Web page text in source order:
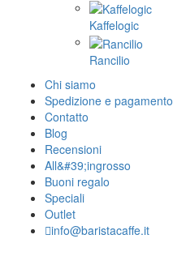
Kaffelogic
Rancilio
Chi siamo
Spedizione e pagamento
Contatto
Blog
Recensioni
All&#39;ingrosso
Buoni regalo
Speciali
Outlet
info@baristacaffe.it